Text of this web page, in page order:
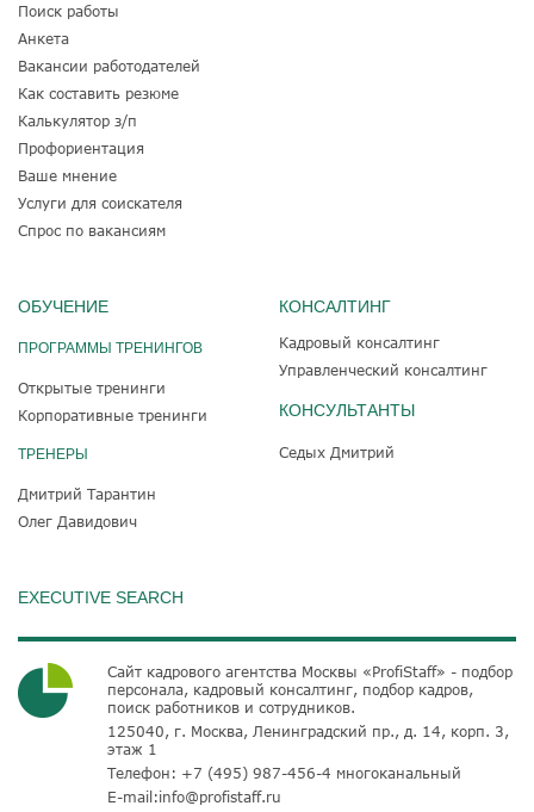
Поиск работы
Анкета
Вакансии работодателей
Как составить резюме
Калькулятор з/п
Профориентация
Ваше мнение
Услуги для соискателя
Спрос по вакансиям
ОБУЧЕНИЕ
ПРОГРАММЫ ТРЕНИНГОВ
Открытые тренинги
Корпоративные тренинги
ТРЕНЕРЫ
Дмитрий Тарантин
Олег Давидович
КОНСАЛТИНГ
Кадровый консалтинг
Управленческий консалтинг
КОНСУЛЬТАНТЫ
Седых Дмитрий
EXECUTIVE SEARCH
Сайт кадрового агентства Москвы «ProfiStaff» - подбор
персонала, кадровый консалтинг, подбор кадров,
поиск работников и сотрудников.
125040, г. Москва, Ленинградский пр., д. 14, корп. 3,
этаж 1
Телефон: +7 (495) 987-456-4 многоканальный
E-mail:info@profistaff.ru